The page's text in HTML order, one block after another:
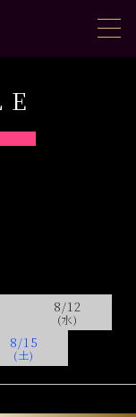
8/12
(水)
8/15
(土)